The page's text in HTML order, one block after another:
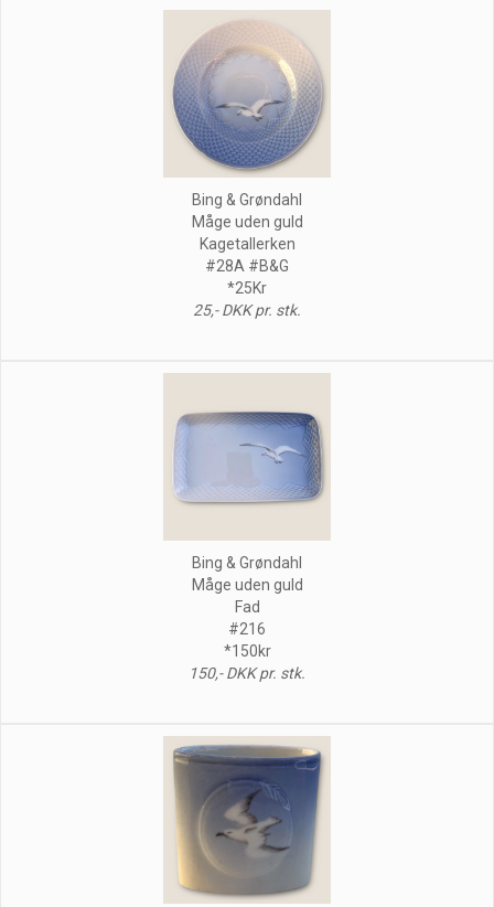
Bing & Grøndahl
Måge uden guld
Kagetallerken
#28A #B&G
*25Kr
25,- DKK pr. stk.
Bing & Grøndahl
Måge uden guld
Fad
#216
*150kr
150,- DKK pr. stk.